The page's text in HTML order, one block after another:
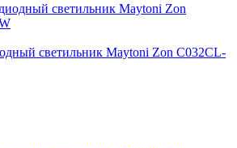
светильник Maytoni Zon C032CL-